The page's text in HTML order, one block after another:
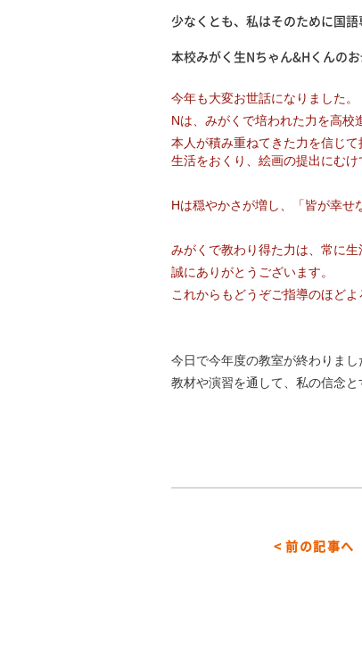
少なくとも、私はそのために国語
本校みがく生Nちゃん&Hくんの
今年も大変お世話になりました。
Nは、みがくで培われた力を高校
本人が積み重ねてきた力を信じ
生活をおくり、絵画の提出にむけ
Hは穏やかさが増し、「皆が幸せ
みがくで教わり得た力は、常に生
誠にありがとうございます。
これからもどうぞご指導のほどよ
今日で今年度の教室が終わりまし
教材や演習を通して、私の信念
< 前の記事へ